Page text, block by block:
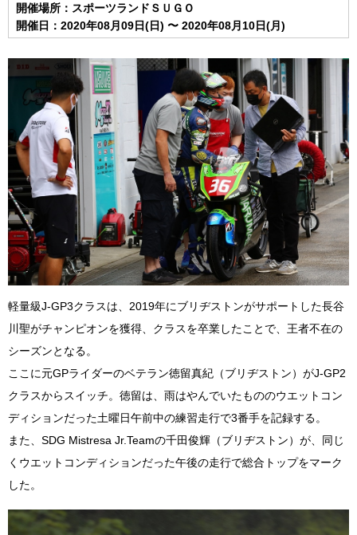
開催場所：スポーツランドＳＵＧＯ
開催日：2020年08月09日(日) 〜 2020年08月10日(月)
軽量級J-GP3クラスは、2019年にブリヂストンがサポートした長谷
川聖がチャンピオンを獲得、クラスを卒業したことで、王者不在の
シーズンとなる。
ここに元GPライダーのベテラン徳留真紀（ブリヂストン）がJ-GP2
クラスからスイッチ。徳留は、雨はやんでいたもののウエットコン
ディションだった土曜日午前中の練習走行で3番手を記録する。
また、SDG Mistresa Jr.Teamの千田俊輝（ブリヂストン）が、同じ
くウエットコンディションだった午後の走行で総合トップをマーク
した。